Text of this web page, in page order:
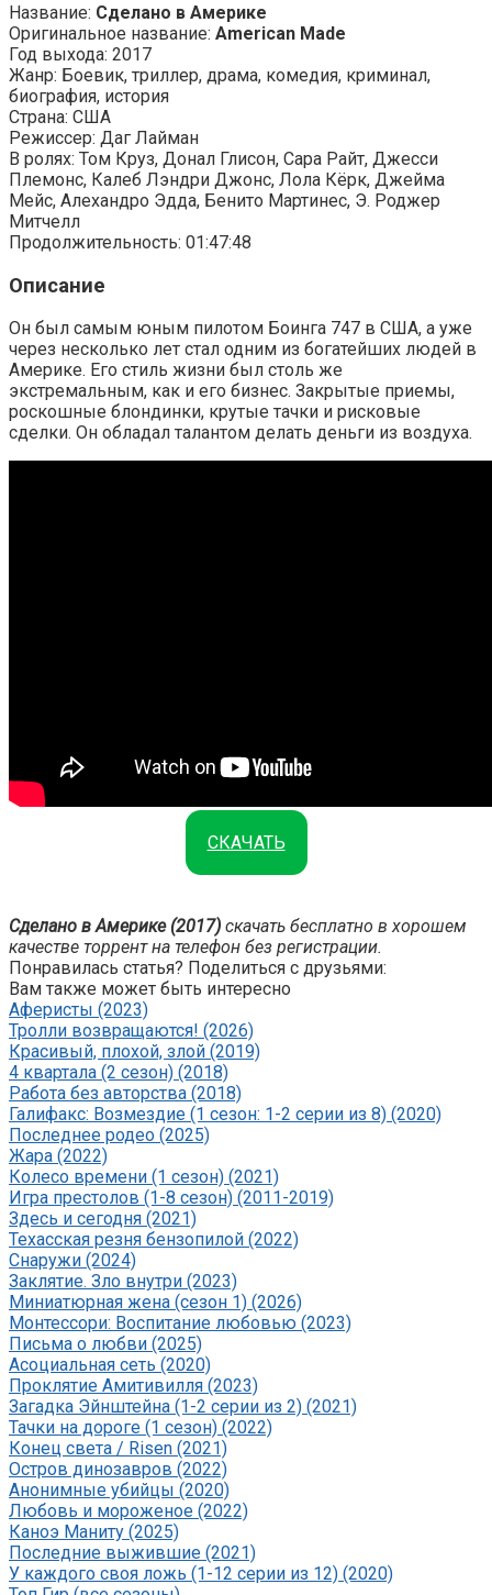
Название: Сделано в Америке
Оригинальное название: American Made
Год выхода: 2017
Жанр: Боевик, триллер, драма, комедия, криминал,
биография, история
Страна: США
Режиссер: Даг Лайман
В ролях: Том Круз, Донал Глисон, Сара Райт, Джесси
Племонс, Калеб Лэндри Джонс, Лола Кёрк, Джейма
Мейс, Алехандро Эдда, Бенито Мартинес, Э. Роджер
Митчелл
Продолжительность: 01:47:48
Описание
Он был самым юным пилотом Боинга 747 в США, а уже
через несколько лет стал одним из богатейших людей в
Америке. Его стиль жизни был столь же
экстремальным, как и его бизнес. Закрытые приемы,
роскошные блондинки, крутые тачки и рисковые
сделки. Он обладал талантом делать деньги из воздуха.
СКАЧАТЬ
Сделано в Америке (2017) скачать бесплатно в хорошем
качестве торрент на телефон без регистрации.
Понравилась статья? Поделиться с друзьями:
Вам также может быть интересно
Аферисты (2023)
Тролли возвращаются! (2026)
Красивый, плохой, злой (2019)
4 квартала (2 сезон) (2018)
Работа без авторства (2018)
Галифакс: Возмездие (1 сезон: 1-2 серии из 8) (2020)
Последнее родео (2025)
Жара (2022)
Колесо времени (1 сезон) (2021)
Игра престолов (1-8 сезон) (2011-2019)
Здесь и сегодня (2021)
Техасская резня бензопилой (2022)
Снаружи (2024)
Заклятие. Зло внутри (2023)
Миниатюрная жена (сезон 1) (2026)
Монтессори: Воспитание любовью (2023)
Письма о любви (2025)
Асоциальная сеть (2020)
Проклятие Амитивилля (2023)
Загадка Эйнштейна (1-2 серии из 2) (2021)
Тачки на дороге (1 сезон) (2022)
Конец света / Risen (2021)
Остров динозавров (2022)
Анонимные убийцы (2020)
Любовь и мороженое (2022)
Каноэ Маниту (2025)
Последние выжившие (2021)
У каждого своя ложь (1-12 серии из 12) (2020)